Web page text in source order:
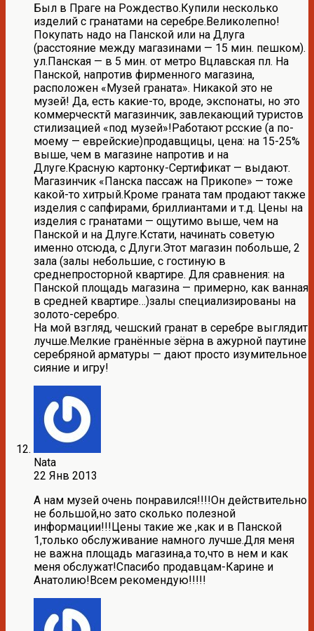
Был в Праге на Рождество.Купили несколько
изделий с гранатами на серебре.Великолепно!
Покупать надо на Панской или на Длуга
(расстояние между магазинами — 15 мин. пешком).
ул.Панская — в 5 мин. от метро Вцлавская пл. На
Панской, напротив фирменного магазина,
расположен «Музей граната». Никакой это не
музей! Да, есть какие-то, вроде, экспонаты, но это
коммерческтй магазинчик, завлекающий туристов
стилизацией «под музей»!Работают рсские (а по-
моему — еврейские)продавщицы, цена: на 15-25%
выше, чем в магазине напротив и на
Длуге.Красную картонку-Сертификат — выдают.
Магазинчик «Панска пассаж на Прикопе» — тоже
какой-то хитрый.Кроме граната там продают также
изделия с сапфирами, бриллиантами и т.д. Цены на
изделия с гранатами — ощутимо выше, чем на
Панской и на Длуге.Кстати, начинать советую
именно отсюда, с Длуги.Этот магазин побольше, 2
зала (залы небольшие, с гостиную в
среднепросторной квартире. Для сравнения: на
Панской площадь магазина — примерно, как ванная
в средней квартире…)залы специализированы на
золото-серебро.
На мой взгляд, чешский гранат в серебре выглядит
лучше.Мелкие гранённые зёрна в ажурной паутине
серебряной арматуры — дают просто изумительное
сияние и игру!
Nata
22 Янв 2013
А нам музей очень понравился!!!!Он действительно
не большой,но зато сколько полезной
информации!!!Цены такие же ,как и в Панской
1,только обслуживание намного лучше.Для меня
не важна площадь магазина,а то,что в нем и как
меня обслужат!Спасибо продавцам-Карине и
Анатолию!Всем рекомендую!!!!!